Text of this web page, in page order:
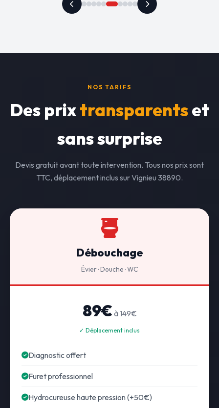
NOS TARIFS
Des prixtransparentset
sans surprise
Devis gratuit avant toute intervention. Tous nos prix sont
TTC, déplacement inclus sur Vignieu 38890.
Débouchage
Évier · Douche · WC
89€ à 149€
✓ Déplacement inclus
Diagnostic offert
Furet professionnel
Hydrocureuse haute pression (+50€)